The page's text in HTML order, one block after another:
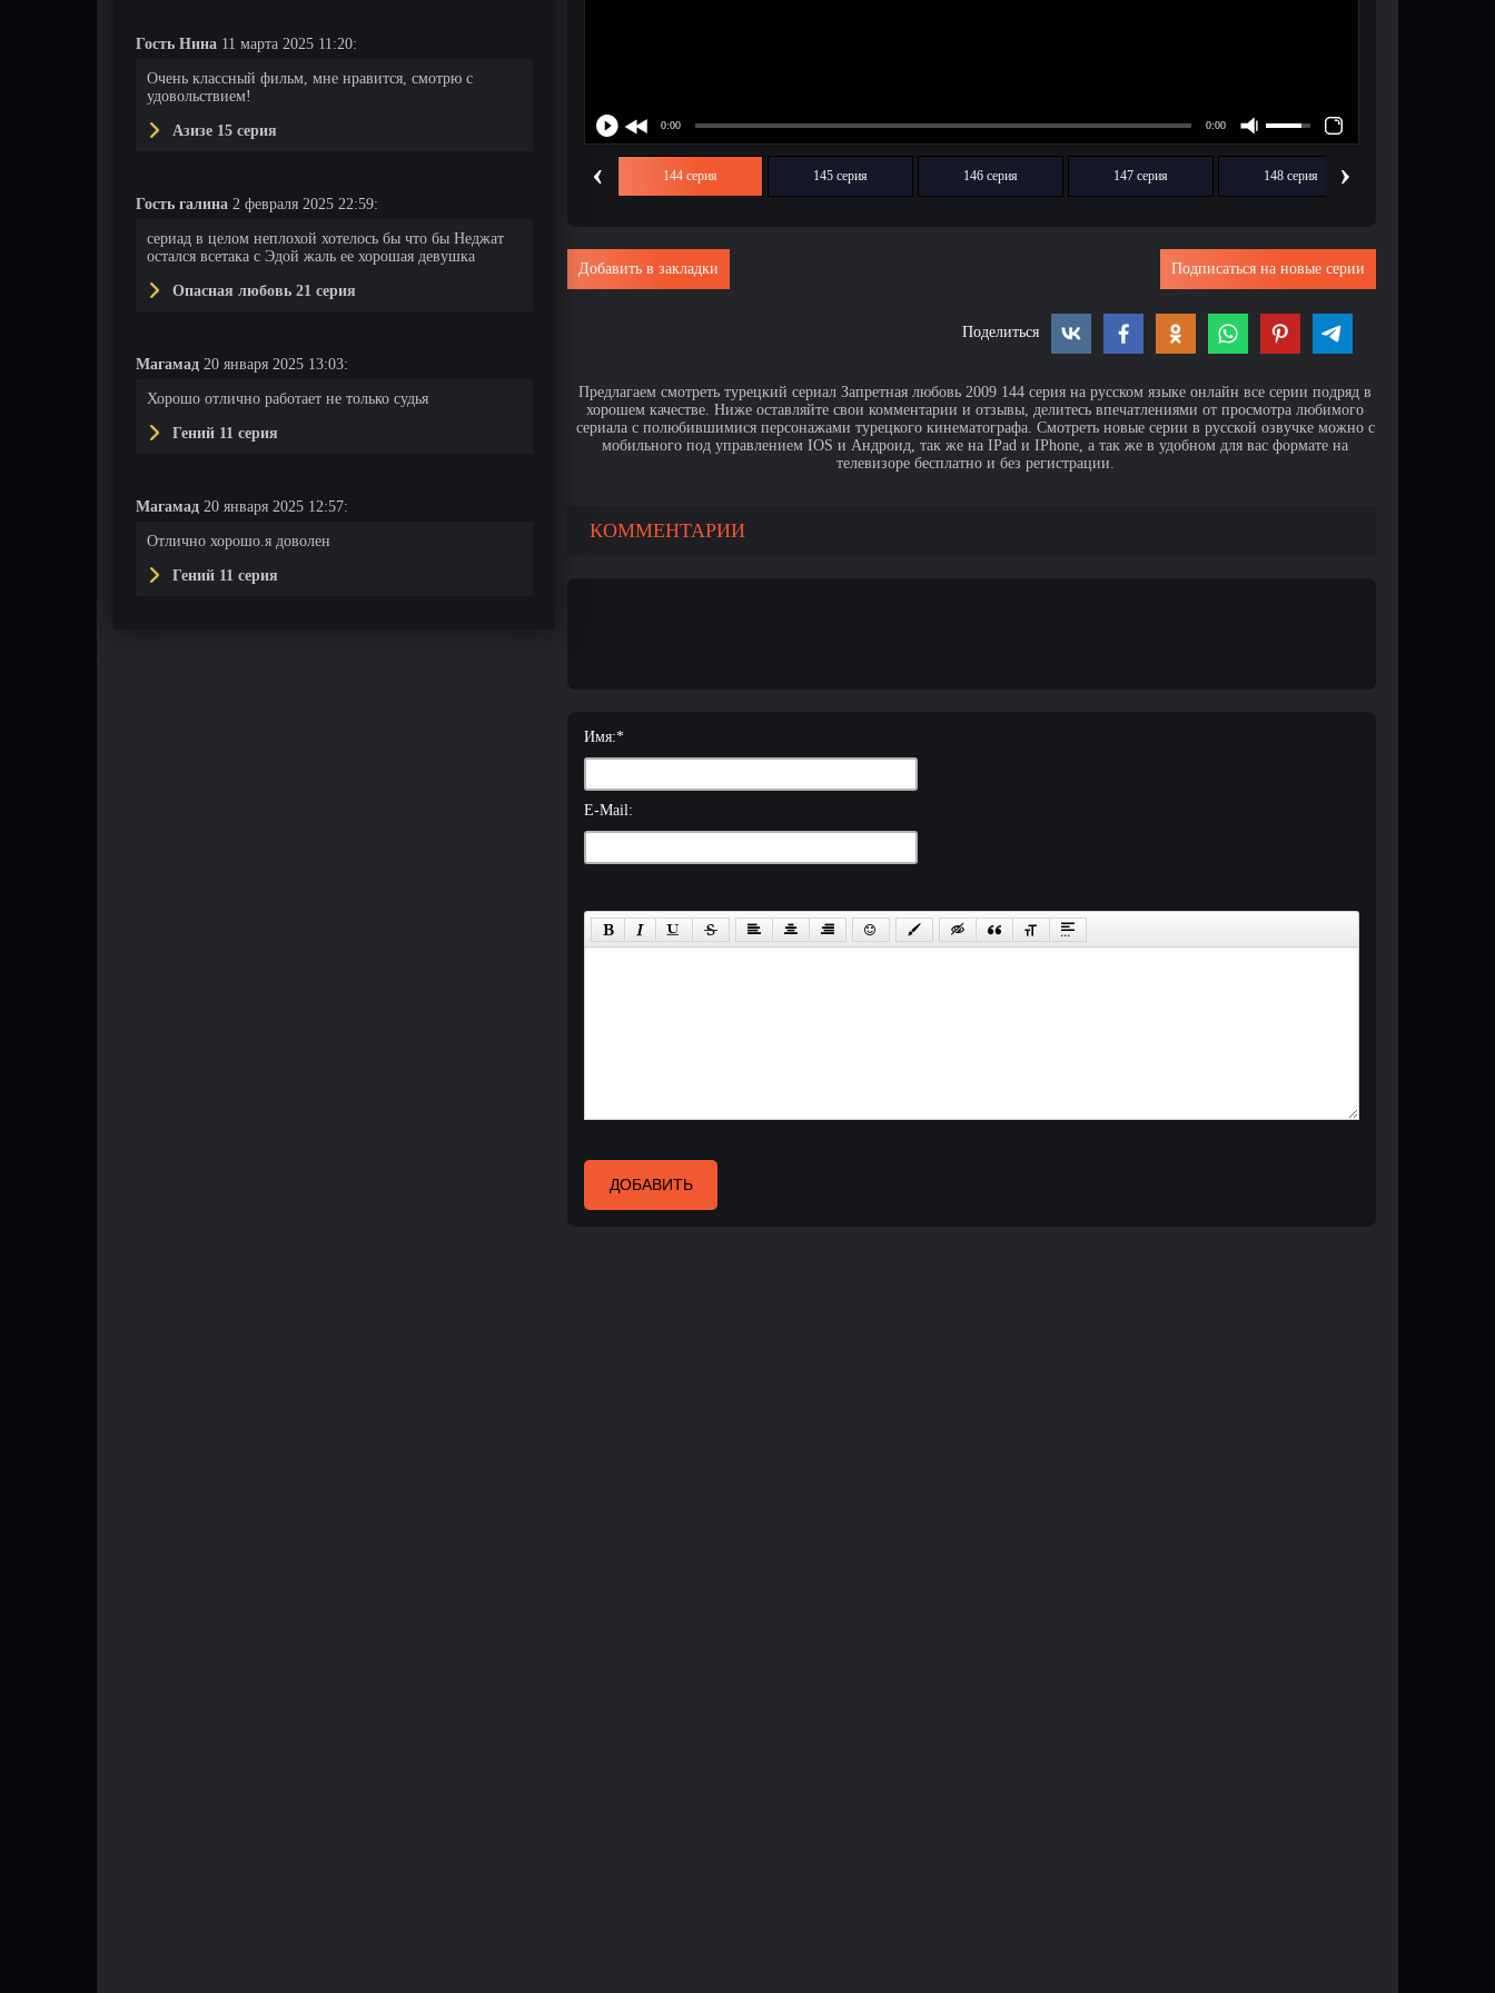
Гость Нина 11 марта 2025 11:20:
Очень классный фильм, мне нравится, смотрю с
удовольствием!
Азизе 15 серия
Гость галина 2 февраля 2025 22:59:
сериад в целом неплохой хотелось бы что бы Неджат
остался всетака с Эдой жаль ее хорошая девушка
Опасная любовь 21 серия
Магамад 20 января 2025 13:03:
Хорошо отлично работает не только судья
Гений 11 серия
Магамад 20 января 2025 12:57:
Отлично хорошо.я доволен
Гений 11 серия
‹ 144 серия 145 серия 146 серия 147 серия 148 серия ›
Подписаться на новые серии
Добавить в закладки
Поделиться
Предлагаем смотреть турецкий сериал Запретная любовь 2009 144 серия на русском языке онлайн все серии подряд в
хорошем качестве. Ниже оставляйте свои комментарии и отзывы, делитесь впечатлениями от просмотра любимого
сериала с полюбившимися персонажами турецкого кинематографа. Смотреть новые серии в русской озвучке можно с
мобильного под управлением IOS и Андроид, так же на IPad и IPhone, а так же в удобном для вас формате на
телевизоре бесплатно и без регистрации.
КОММЕНТАРИИ
Имя:*
E-Mail:
ДОБАВИТЬ